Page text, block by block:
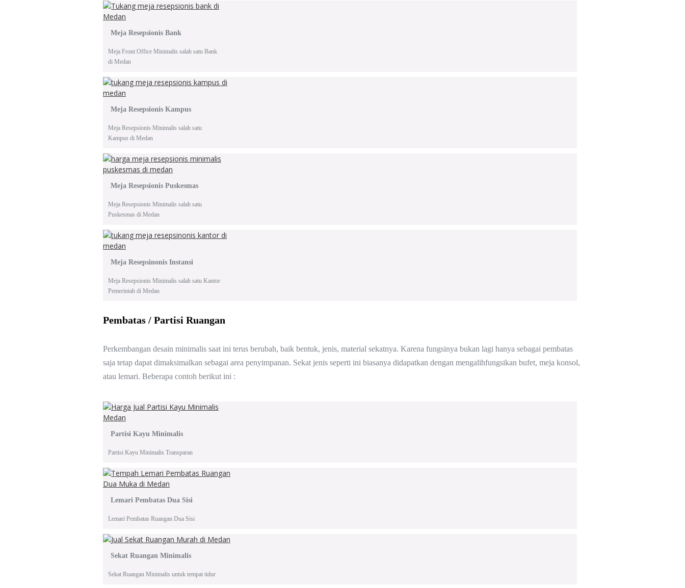
Meja Resepsionis Bank
Meja Front Office Minimalis salah satu Bank
di Medan
Meja Resepsionis Kampus
Meja Resepsionis Minimalis salah satu
Kampus di Medan
Meja Resepsionis Puskesmas
Meja Resepsionis Minimalis salah satu
Puskesmas di Medan
Meja Resepsinonis Instansi
Meja Resepsionis Minimalis salah satu Kantor
Pemerintah di Medan
Pembatas / Partisi Ruangan
Perkembangan desain minimalis saat ini terus berubah, baik bentuk, jenis, material sekatnya. Karena fungsinya bukan lagi hanya sebagai pembatas
saja tetap dapat dimaksimalkan sebagai area penyimpanan. Sekat jenis seperti ini biasanya didapatkan dengan mengalihfungsikan bufet, meja konsol,
atau lemari. Beberapa contoh berikut ini :
Partisi Kayu Minimalis
Partisi Kayu Minimalis Transparan
Lemari Pembatas Dua Sisi
Lemari Pembatas Ruangan Dua Sisi
Sekat Ruangan Minimalis
Sekat Ruangan Minimalis untuk tempat tidur